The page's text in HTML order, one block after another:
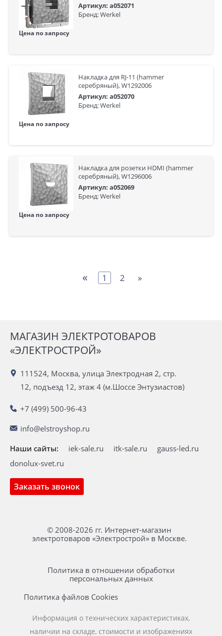
Артикул: a052071
Бренд: Werkel
Цена по запросу
Накладка для RJ-11 (hammer
серебряный), W1292006
Артикул: a052070
Бренд: Werkel
Цена по запросу
Накладка для розетки HDMI (hammer
серебряный), W1296006
Артикул: a052069
Бренд: Werkel
Цена по запросу
« 1 2 »
МАГАЗИН ЭЛЕКТРОТОВАРОВ
«ЭЛЕКТРОСТРОЙ»
111524, Москва, улица Электродная 2, стр.
12, подъезд 12, этаж 4 (м.Шоссе Энтузиастов)
+7 (499) 500-96-43
info@elstroyshop.ru
Заказать звонок
Наши сайты: iek-sale.ru itk-sale.ru
gauss-led.ru
donolux-svet.ru
© 2008-2026 гг. Интернет-магазин
электротоваров «Электрострой» в Москве.
Политика в отношении обработки
персональных данных
Политика файлов Cookies
Информация о технических характеристиках,
наличии на складе, стоимости и изображениях